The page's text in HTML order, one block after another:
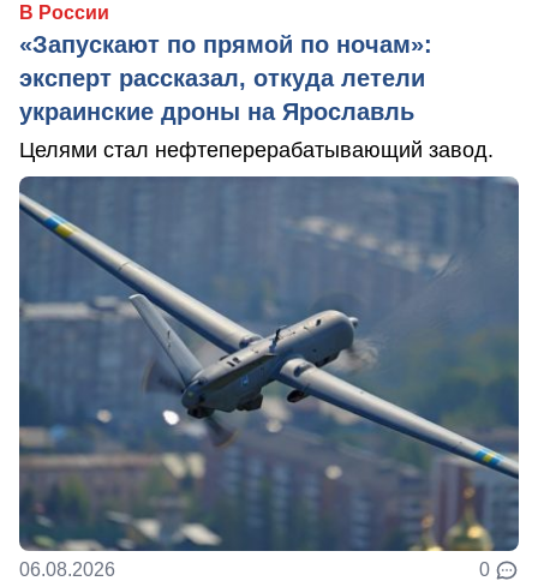
В России
«Запускают по прямой по ночам»:
эксперт рассказал, откуда летели
украинские дроны на Ярославль
Целями стал нефтеперерабатывающий завод.
06.08.2026 0